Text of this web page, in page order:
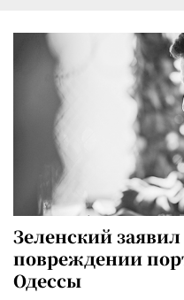
Зеленский
повреждении
Одессы